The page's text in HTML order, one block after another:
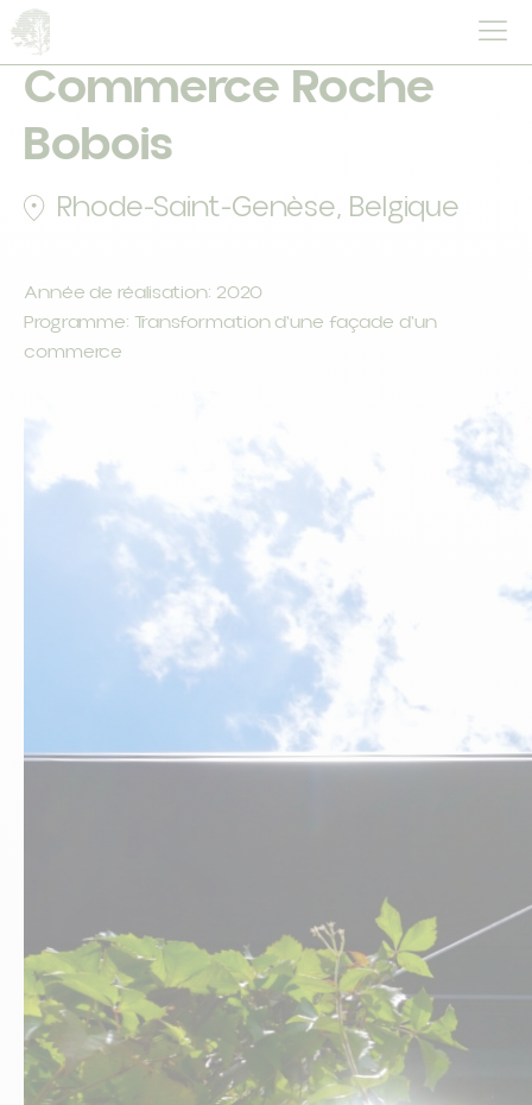
Commerce Roche
Bobois
Rhode-Saint-Genèse, Belgique
Année de réalisation: 2020
Programme: Transformation d'une façade d'un
commerce